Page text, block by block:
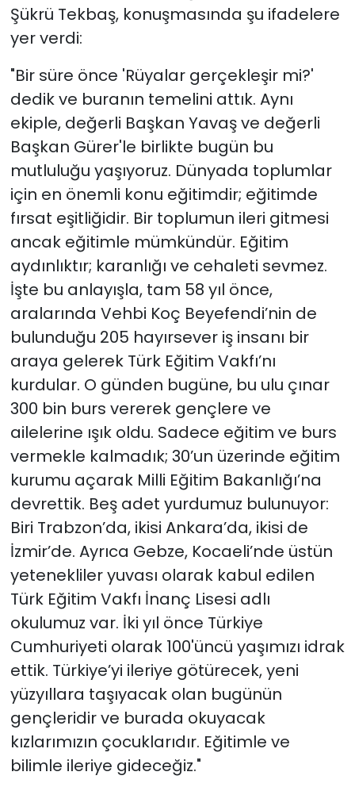
Şükrü Tekbaş, konuşmasında şu ifadelere
yer verdi:
"Bir süre önce 'Rüyalar gerçekleşir mi?'
dedik ve buranın temelini attık. Aynı
ekiple, değerli Başkan Yavaş ve değerli
Başkan Gürer'le birlikte bugün bu
mutluluğu yaşıyoruz. Dünyada toplumlar
için en önemli konu eğitimdir; eğitimde
fırsat eşitliğidir. Bir toplumun ileri gitmesi
ancak eğitimle mümkündür. Eğitim
aydınlıktır; karanlığı ve cehaleti sevmez.
İşte bu anlayışla, tam 58 yıl önce,
aralarında Vehbi Koç Beyefendi’nin de
bulunduğu 205 hayırsever iş insanı bir
araya gelerek Türk Eğitim Vakfı’nı
kurdular. O günden bugüne, bu ulu çınar
300 bin burs vererek gençlere ve
ailelerine ışık oldu. Sadece eğitim ve burs
vermekle kalmadık; 30’un üzerinde eğitim
kurumu açarak Milli Eğitim Bakanlığı’na
devrettik. Beş adet yurdumuz bulunuyor:
Biri Trabzon’da, ikisi Ankara’da, ikisi de
İzmir’de. Ayrıca Gebze, Kocaeli’nde üstün
yetenekliler yuvası olarak kabul edilen
Türk Eğitim Vakfı İnanç Lisesi adlı
okulumuz var. İki yıl önce Türkiye
Cumhuriyeti olarak 100'üncü yaşımızı idrak
ettik. Türkiye’yi ileriye götürecek, yeni
yüzyıllara taşıyacak olan bugünün
gençleridir ve burada okuyacak
kızlarımızın çocuklarıdır. Eğitimle ve
bilimle ileriye gideceğiz."